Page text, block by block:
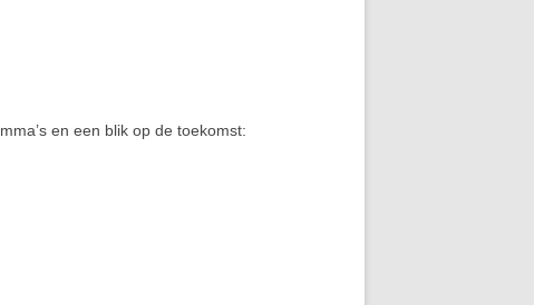
en een blik op de toekomst: